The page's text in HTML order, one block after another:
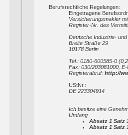
Berufsrechtliche Regelungen:
Eingetragene
Versicherungsmakler
Register-Nr. des
Deutsche Industrie-
Breite Straße 29
10178 Berlin
Tel.: 0180-600585-0
Fax: 030/203081000,
Registerabruf: http://
UStNr.:
DE 223304914
Ich besitze eine
Umfang
Absatz 1 Satz
Absatz 1 Satz